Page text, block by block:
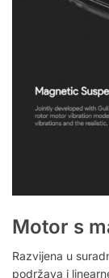
Motor s
Razvijena u
podržava i